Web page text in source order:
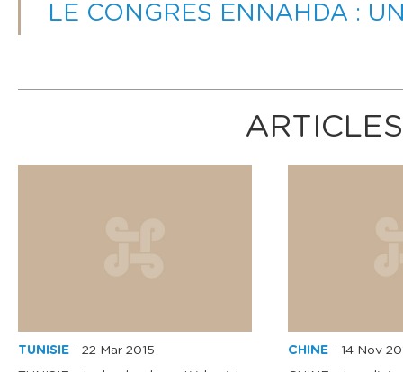
LE CONGRES ENNAHDA :
TUNISIE - 22 Mar 2015
CHINE- 14 Nov